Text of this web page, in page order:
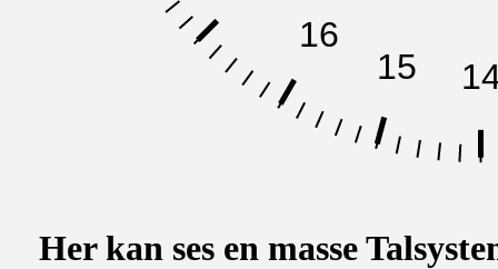
Her kan ses en masse